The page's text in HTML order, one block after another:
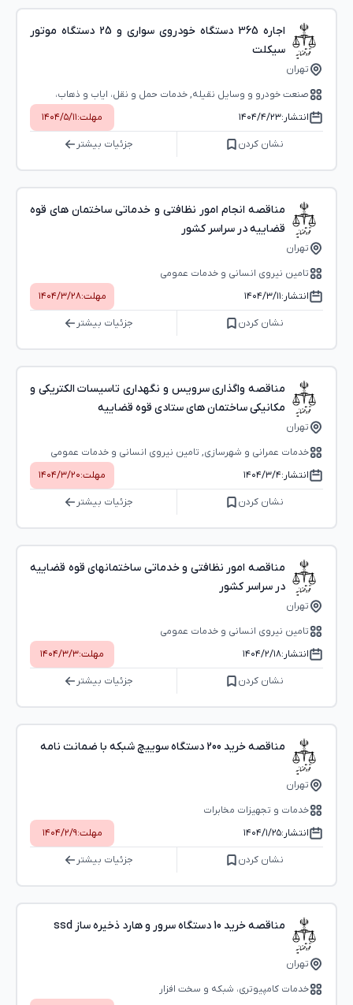
اجاره 365 دستگاه خودروی سواری و 25 دستگاه موتور
سیکلت
تهران
صنعت خودرو و وسایل نقیله, خدمات حمل و نقل، ایاب و ذهاب،
خدمات پستی
انتشار:۱۴۰۴/۴/۲۳ مهلت:۱۴۰۴/۵/۱۱
نشان کردن جزئیات بیشتر
مناقصه انجام امور نظافتی و خدماتی ساختمان های قوه
قضاییه در سراسر کشور
تهران
تامین نیروی انسانی و خدمات عمومی
انتشار:۱۴۰۴/۳/۱۱ مهلت:۱۴۰۴/۳/۲۸
نشان کردن جزئیات بیشتر
مناقصه واگذاری سرویس و نگهداری تاسیسات الکتریکی و
مکانیکی ساختمان های ستادی قوه قضاییه
تهران
خدمات عمرانی و شهرسازی, تامین نیروی انسانی و خدمات عمومی
انتشار:۱۴۰۴/۳/۴ مهلت:۱۴۰۴/۳/۲۰
نشان کردن جزئیات بیشتر
مناقصه امور نظافتی و خدماتی ساختمانهای قوه قضاییه
در سراسر کشور
تهران
تامین نیروی انسانی و خدمات عمومی
انتشار:۱۴۰۴/۲/۱۸ مهلت:۱۴۰۴/۳/۳
نشان کردن جزئیات بیشتر
مناقصه خرید 200 دستگاه سوییچ شبکه با ضمانت نامه
تهران
خدمات و تجهیزات مخابرات
انتشار:۱۴۰۴/۱/۲۵ مهلت:۱۴۰۴/۲/۹
نشان کردن جزئیات بیشتر
مناقصه خرید 10 دستگاه سرور و هارد ذخیره ساز ssd
تهران
خدمات کامپیوتری، شبکه و سخت ‌افزار